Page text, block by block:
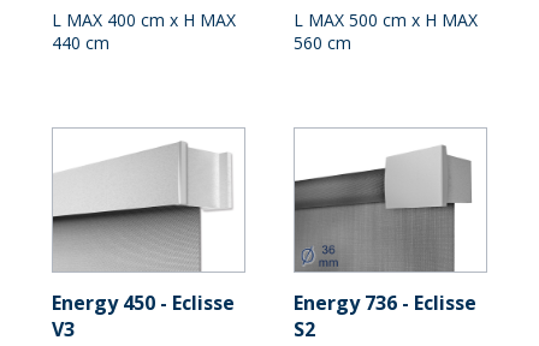
L MAX 400 cm x H MAX
440 cm
L MAX 500 cm x H MAX
560 cm
Energy 450 - Eclisse
V3
Energy 736 - Eclisse
S2